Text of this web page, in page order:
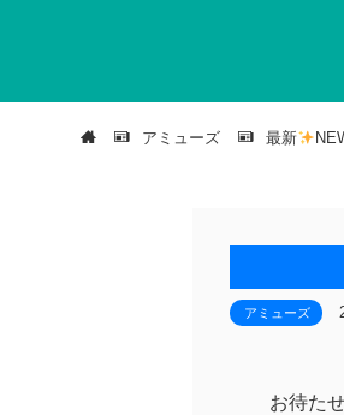
アミューズ 最新
アミューズ
お待た